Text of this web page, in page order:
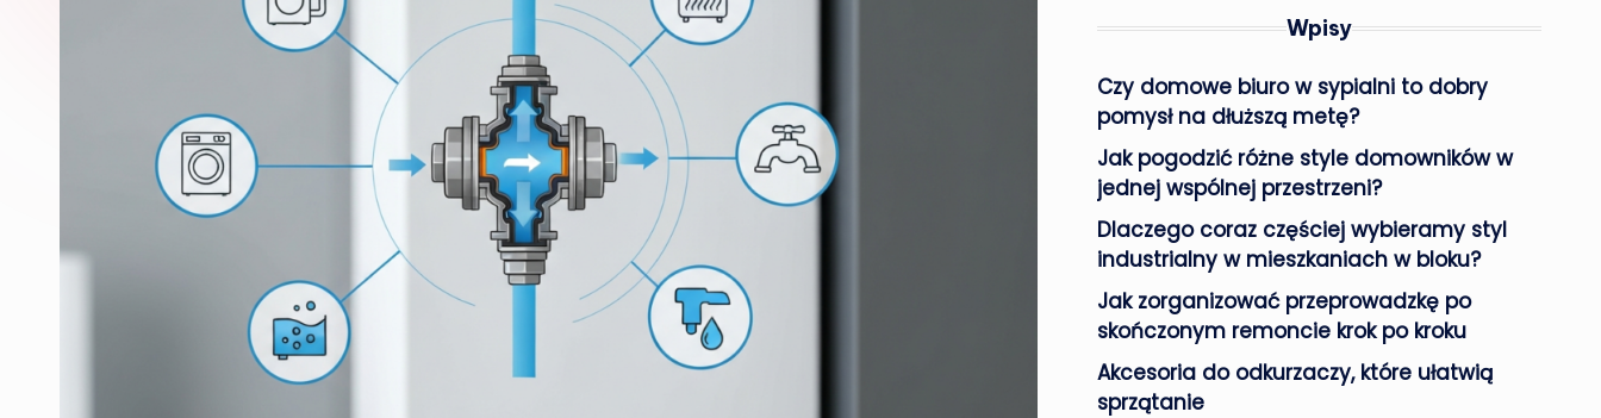
Wpisy
Czy domowe biuro w sypialni to dobry
pomysł na dłuższą metę?
Jak pogodzić różne style domowników w
jednej wspólnej przestrzeni?
Dlaczego coraz częściej wybieramy styl
industrialny w mieszkaniach w bloku?
Jak zorganizować przeprowadzkę po
skończonym remoncie krok po kroku
Akcesoria do odkurzaczy, które ułatwią
sprzątanie